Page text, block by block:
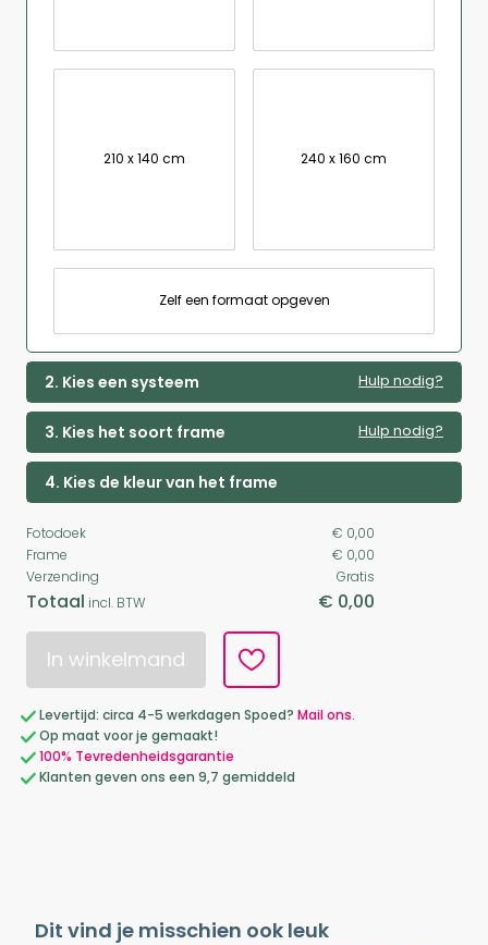
210 x 140 cm 240 x 160 cm
Zelf een formaat opgeven
2. Kies een systeem Hulp nodig?
3. Kies het soort frame Hulp nodig?
4. Kies de kleur van het frame
Fotodoek
€ 0,00
Frame
€ 0,00
Verzending
Gratis
Totaal incl. BTW € 0,00
In winkelmand
Levertijd: circa 4-5 werkdagen Spoed? Mail ons.
Op maat voor je gemaakt!
100% Tevredenheidsgarantie
Klanten geven ons een 9,7 gemiddeld
Dit vind je misschien ook leuk